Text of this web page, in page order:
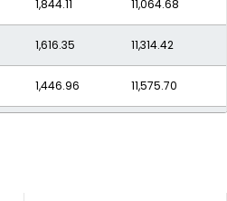
1,844.11 11,064.68
1,616.35 11,314.42
1,446.96 11,575.70